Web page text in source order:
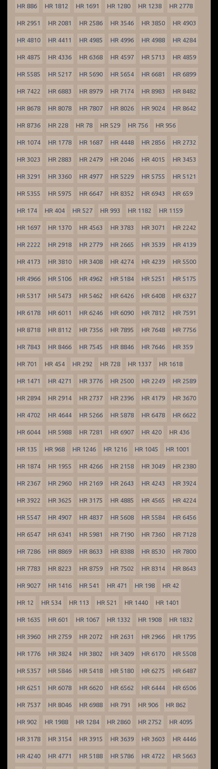
HR 886 HR 1812 HR 1691 HR 1280 HR 1238 HR 2778
HR 2951 HR 2081 HR 2586 HR 3546 HR 3850 HR 4903
HR 4810 HR 4411 HR 4985 HR 4996 HR 4988 HR 4284
HR 4875 HR 4336 HR 6368 HR 4597 HR 5713 HR 4859
HR 5585 HR 5217 HR 5690 HR 5654 HR 6681 HR 6899
HR 7422 HR 6883 HR 8979 HR 7174 HR 8983 HR 8482
HR 8678 HR 8078 HR 7807 HR 8026 HR 9024 HR 8642
HR 8736 HR 228 HR 78 HR 529 HR 756 HR 956
HR 1074 HR 1778 HR 1687 HR 4448 HR 2856 HR 2732
HR 3023 HR 2883 HR 2479 HR 2046 HR 4015 HR 3453
HR 3291 HR 3360 HR 4977 HR 5229 HR 5755 HR 5121
HR 5355 HR 5975 HR 6647 HR 8352 HR 6943 HR 659
HR 174 HR 404 HR 527 HR 993 HR 1182 HR 1159
HR 1697 HR 1370 HR 4563 HR 3783 HR 3071 HR 2242
HR 2222 HR 2918 HR 2779 HR 2665 HR 3539 HR 4139
HR 4173 HR 3810 HR 3408 HR 4274 HR 4239 HR 5500
HR 4966 HR 5106 HR 4962 HR 5184 HR 5251 HR 5175
HR 5317 HR 5473 HR 5462 HR 6426 HR 6408 HR 6327
HR 6178 HR 6011 HR 6246 HR 6090 HR 7812 HR 7591
HR 8718 HR 8112 HR 7356 HR 7895 HR 7648 HR 7756
HR 7843 HR 8466 HR 7545 HR 8846 HR 7646 HR 359
HR 701 HR 454 HR 292 HR 728 HR 1337 HR 1618
HR 1471 HR 4271 HR 3776 HR 2500 HR 2249 HR 2589
HR 2894 HR 2914 HR 2737 HR 2396 HR 4179 HR 3670
HR 4702 HR 4644 HR 5266 HR 5878 HR 6478 HR 6622
HR 6044 HR 5988 HR 7281 HR 6907 HR 420 HR 436
HR 135 HR 968 HR 1246 HR 1216 HR 1045 HR 1001
HR 1874 HR 1955 HR 4266 HR 2158 HR 3049 HR 2380
HR 2367 HR 2960 HR 2169 HR 2643 HR 4243 HR 3924
HR 3922 HR 3625 HR 3175 HR 4885 HR 4565 HR 4224
HR 5547 HR 4907 HR 4837 HR 5608 HR 5584 HR 6456
HR 6547 HR 6341 HR 5981 HR 7190 HR 7360 HR 7128
HR 7286 HR 8869 HR 8633 HR 8388 HR 8530 HR 7800
HR 7783 HR 8223 HR 8759 HR 7502 HR 8314 HR 8643
HR 9027 HR 1416 HR 541 HR 471 HR 198 HR 42
HR 12 HR 534 HR 113 HR 521 HR 1440 HR 1401
HR 1635 HR 601 HR 1067 HR 1332 HR 1908 HR 1832
HR 3960 HR 2759 HR 2072 HR 2631 HR 2966 HR 1795
HR 1776 HR 3824 HR 3802 HR 3409 HR 6170 HR 5508
HR 5357 HR 5846 HR 5418 HR 5180 HR 6275 HR 6487
HR 6251 HR 6078 HR 6620 HR 6562 HR 6444 HR 6506
HR 7537 HR 8046 HR 6988 HR 791 HR 906 HR 862
HR 902 HR 1988 HR 1284 HR 2860 HR 2752 HR 4095
HR 3178 HR 3154 HR 3915 HR 3639 HR 3603 HR 4446
HR 4240 HR 4771 HR 5188 HR 5786 HR 4722 HR 5663